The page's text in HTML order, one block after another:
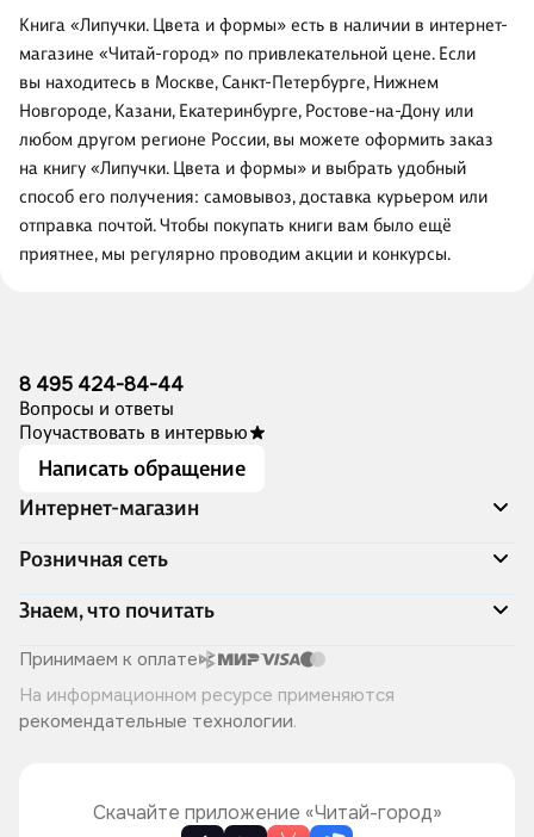
Книга «Липучки. Цвета и формы» есть в наличии в интернет-
магазине «Читай-город» по привлекательной цене. Если
вы находитесь в Москве, Санкт-Петербурге, Нижнем
Новгороде, Казани, Екатеринбурге, Ростове-на-Дону или
любом другом регионе России, вы можете оформить заказ
на книгу «Липучки. Цвета и формы» и выбрать удобный
способ его получения: самовывоз, доставка курьером или
отправка почтой. Чтобы покупать книги вам было ещё
приятнее, мы регулярно проводим акции и конкурсы.
8 495 424-84-44
Вопросы и ответы
Поучаствовать в интервью
Написать обращение
Интернет-магазин
Акции
Доставка и оплата
Программа лояльности
Подарочные сертификаты
Правила продажи
Политика конфиденциальности
Розничная сеть
Адреса магазинов
Книжный Дозор
О компании
Читай-город для бизнеса
Хотите у нас работать?
Знаем, что почитать
Скоро в продаже
Лучшие из лучших
Читай-журнал
Принимаем к оплате
На информационном ресурсе применяются
рекомендательные технологии.
Скачайте приложение «Читай-город»